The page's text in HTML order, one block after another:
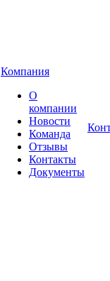
Компания
О
компании
Новости
Команда
Отзывы
Контакты
Документы